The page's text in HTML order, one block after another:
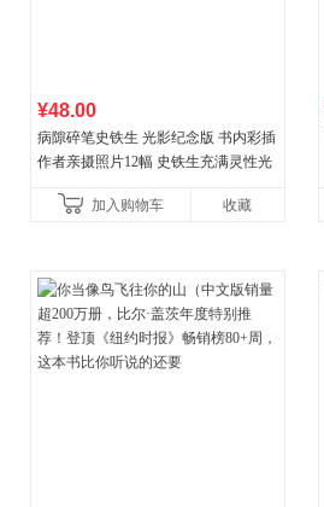
¥48.00
病隙碎笔史铁生 光影纪念版 书内彩插
作者亲摄照片12幅 史铁生充满灵性光
加入购物车
收藏